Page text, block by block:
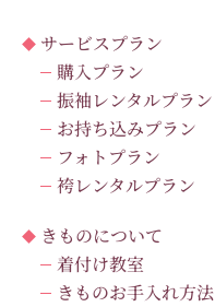
サービスプラン
購入プラン
振袖レンタルプラン
お持ち込みプラン
フォトプラン
袴レンタルプラン
きものについて
着付け教室
きものお手入れ方法